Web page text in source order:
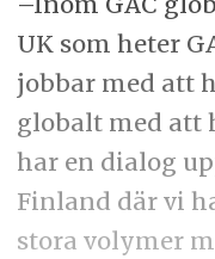
UK som heter
jobbar med att
globalt med att
har en dialog
Finland där vi
stora volymer